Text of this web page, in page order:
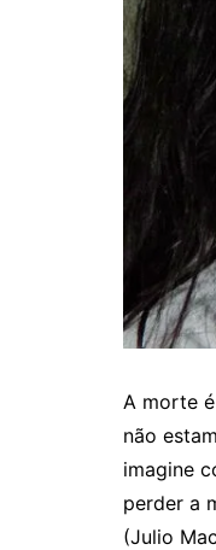
A morte
não
imagine
perder a
(Julio